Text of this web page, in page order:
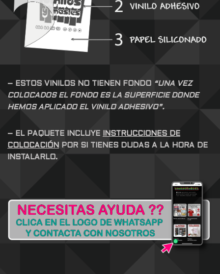
– ESTOS VINILOS NO TIENEN FONDO
“UNA VEZ
COLOCADOS EL FONDO ES LA SUPERFICIE DONDE
HEMOS APLICADO EL VINILO ADHESIVO”.
– EL PAQUETE INCLUYE
INSTRUCCIONES DE
COLOCACIÓN
POR SI TIENES DUDAS A LA HORA DE
INSTALARLO.